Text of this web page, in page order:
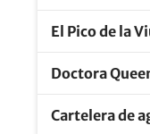
El Pico de la
Doctora
Cartelera de